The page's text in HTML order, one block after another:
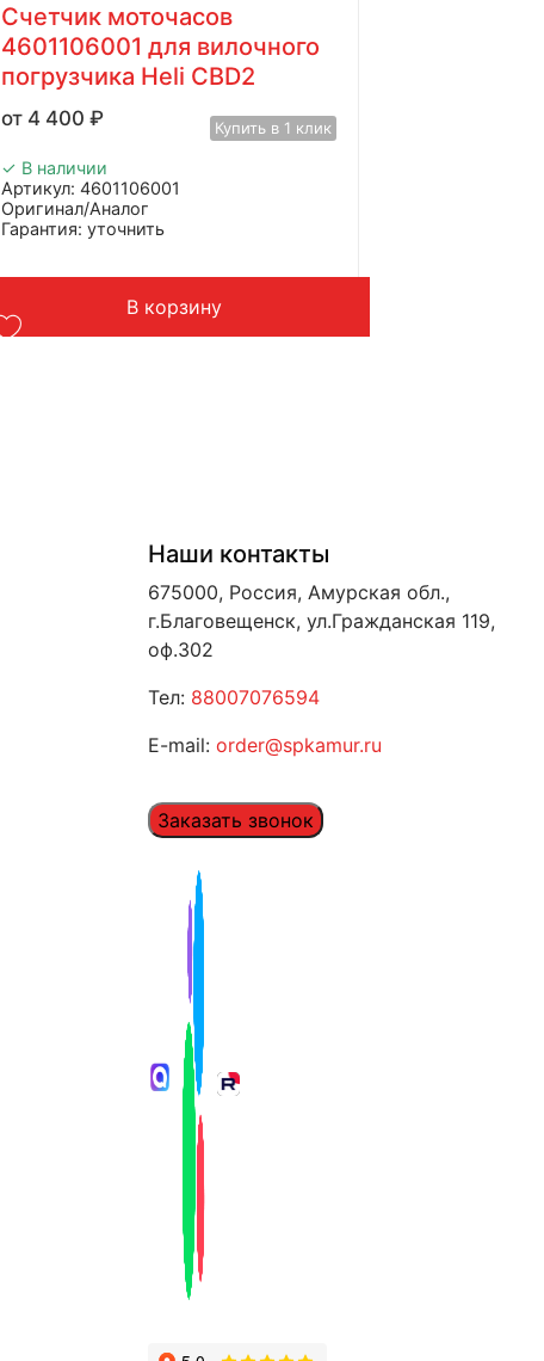
Cчетчик моточасов
4601106001 для вилочного
погрузчика Heli CBD2
4 400₽ Купить в 1 клик
✓ В наличии
Артикул: 4601106001
Оригинал/Аналог
Гарантия: уточнить
Вес: до 1 кг
В корзину
Наши контакты
675000, Россия, Амурская обл.,
г.Благовещенск, ул.Гражданская 119,
оф.302
Тел: 88007076594
E-mail: order@spkamur.ru
Заказать звонок